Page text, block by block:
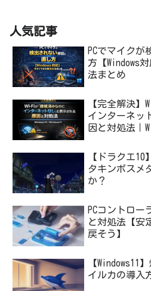
人気記事
PCでマイクが
方【Windows
法まとめ
【完全解決】
インターネッ
因と対処法｜
【ドラクエ
タキンボスメ
か？
PCコントロー
と対処法【安
戻そう】
【Windows11
イルカの導入